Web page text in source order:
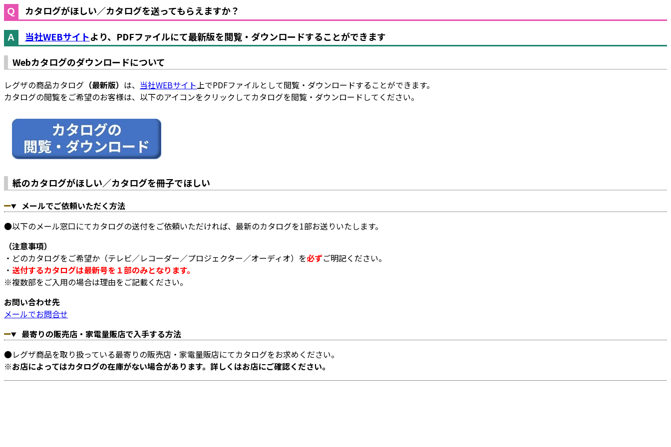
カタログがほしい／カタログを送ってもらえますか？
当社WEBサイトより、PDFファイルにて最新版を閲覧・ダウンロードすることができます
Webカタログのダウンロードについて
レグザの商品カタログ （最新版） は、 当社WEBサイト上でPDFファイルとして閲覧・ダウンロードすることができます。
カタログの閲覧をご希望のお客様は、以下のアイコンをクリックしてカタログを閲覧・ダウンロードしてください。
紙のカタログがほしい／カタログを冊子でほしい
メールでご依頼いただく方法
●以下のメール窓口にてカタログの送付をご依頼いただければ、最新のカタログを1部お送りいたします。
（注意事項）
・どのカタログをご希望か（テレビ／レコーダー／プロジェクター／オーディオ）を必ずご明記ください。
・ 送付するカタログは最新号を１部のみとなります。
※複数部をご入用の場合は理由をご記載ください。
お問い合わせ先
メールでお問合せ
最寄りの販売店・家電量販店で入手する方法
●レグザ商品を取り扱っている最寄りの販売店・家電量販店にてカタログをお求めください。
※お店によってはカタログの在庫がない場合があります。詳しくはお店にご確認ください。